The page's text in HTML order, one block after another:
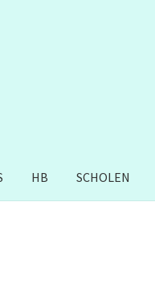
HB SCHOLEN